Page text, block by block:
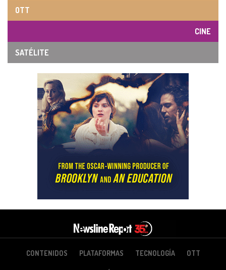
OTT
CINE
SATÉLITE
CONTENIDOS PLATAFORMAS TECNOLOGÍA OTT